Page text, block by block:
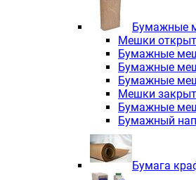
Трехфазные
Независимая
Экономичные
Компактные
Компактные
Вибраторы
Вариаторы
Бумажные
Мешки
Бумажные
Бумажные
Бумажные
Мешки
Бумажные
Бумажный
Бумага